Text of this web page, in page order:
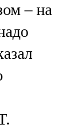
– на